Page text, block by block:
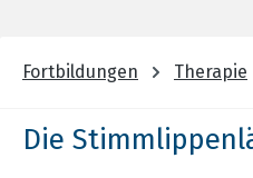
Fortbildungen Therapie
Die